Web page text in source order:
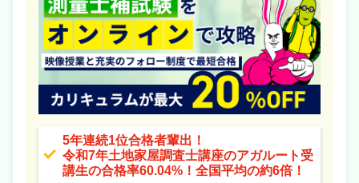
5年連続1位合格者輩出！
令和7年土地家屋調査士講座のアガルート受
講生の合格率60.04%！全国平均の約6倍！